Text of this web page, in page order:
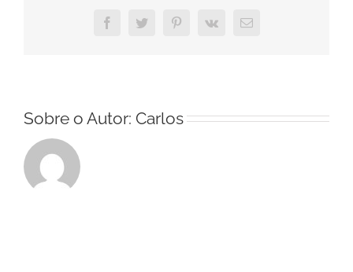
FacebookTwitterPinterest
Vk
E-
Sobre o Autor: Carlos